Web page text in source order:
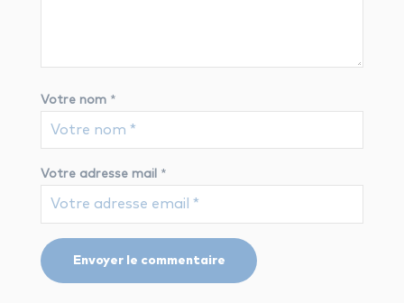
Votre nom *
Votre adresse mail *